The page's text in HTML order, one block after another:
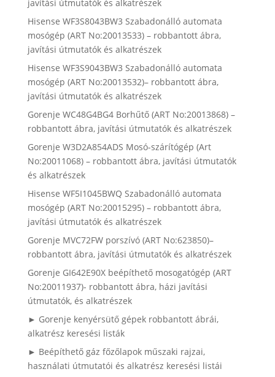
javítási útmutatók és alkatrészek
Hisense WF3S8043BW3 Szabadonálló automata
mosógép (ART No:20013533) – robbantott ábra,
javítási útmutatók és alkatrészek
Hisense WF3S9043BW3 Szabadonálló automata
mosógép (ART No:20013532)– robbantott ábra,
javítási útmutatók és alkatrészek
Gorenje WC48G4BG4 Borhűtő (ART No:20013868) –
robbantott ábra, javítási útmutatók és alkatrészek
Gorenje W3D2A854ADS Mosó-szárítógép (Art
No:20011068) – robbantott ábra, javítási útmutatók
és alkatrészek
Hisense WF5I1045BWQ Szabadonálló automata
mosógép (ART No:20015295) – robbantott ábra,
javítási útmutatók és alkatrészek
Gorenje MVC72FW porszívó (ART No:623850)–
robbantott ábra, javítási útmutatók és alkatrészek
Gorenje GI642E90X beépíthető mosogatógép (ART
No:20011937)- robbantott ábra, házi javítási
útmutatók, és alkatrészek
► Gorenje kenyérsütő gépek robbantott ábrái,
alkatrész keresési listák
► Beépíthető gáz főzőlapok műszaki rajzai,
használati útmutatói és alkatrész keresési listái